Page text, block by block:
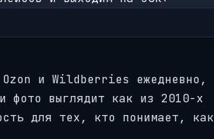
Ozon и Wildberries ежедневно,
фото выглядит как из 2010-х
для тех, кто понимает, как